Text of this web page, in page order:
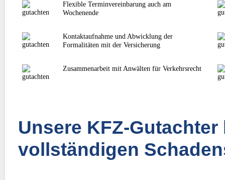
Flexible Terminvereinbarung auch am
Wochenende
Kontaktaufnahme und Abwicklung der
Formalitäten mit der Versicherung
Zusammenarbeit mit Anwälten für Verkehrsrecht
Unsere KFZ-
vollständigen